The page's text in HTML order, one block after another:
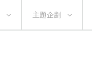
主題企劃